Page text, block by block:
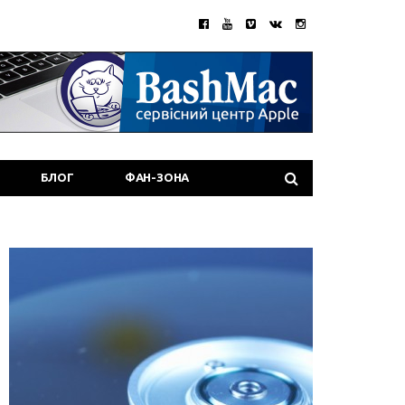
БЛОГ ФАН-ЗОНА